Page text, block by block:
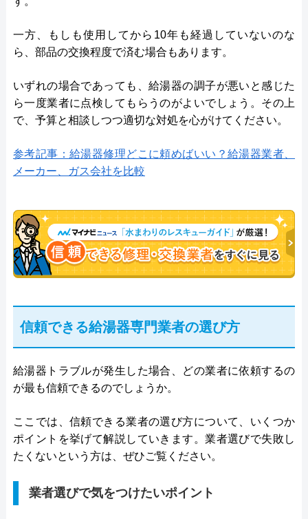
一方、もしも使用してから10年も経過していないのな
ら、部品の交換程度で済む場合もあります。
いずれの場合であっても、給湯器の調子が悪いと感じた
ら一度業者に点検してもらうのがよいでしょう。その上
で、予算と相談しつつ適切な対処を心がけてください。
参考記事：給湯器修理どこに頼めばいい？給湯器業者、
メーカー、ガス会社を比較
信頼できる給湯器専門業者の選び方
給湯器トラブルが発生した場合、どの業者に依頼するの
が最も信頼できるのでしょうか。
ここでは、信頼できる業者の選び方について、いくつか
ポイントを挙げて解説していきます。業者選びで失敗し
たくないという方は、ぜひご覧ください。
業者選びで気をつけたいポイント